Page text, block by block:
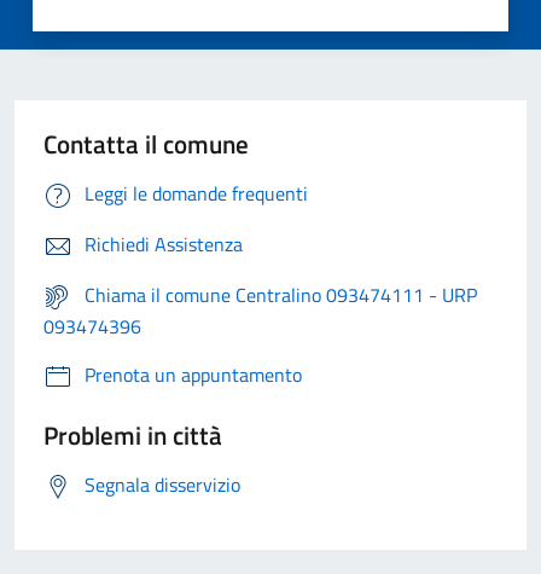
Contatta il comune
Leggi le domande frequenti
Richiedi Assistenza
Chiama il comune Centralino 093474111 - URP
093474396
Prenota un appuntamento
Problemi in città
Segnala disservizio